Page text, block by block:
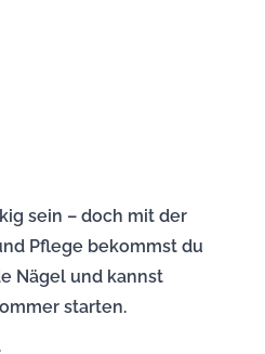
sein – doch mit der
Pflege bekommst du
Nägel und kannst
starten.